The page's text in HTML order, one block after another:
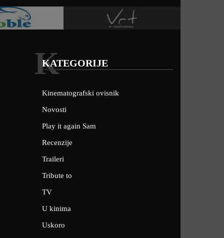
KATEGORIJE
K
Kinematografski ovisnik
Novosti
Play it again Sam
Recenzije
Traileri
Tribute to
TV
U kinima
Uskoro